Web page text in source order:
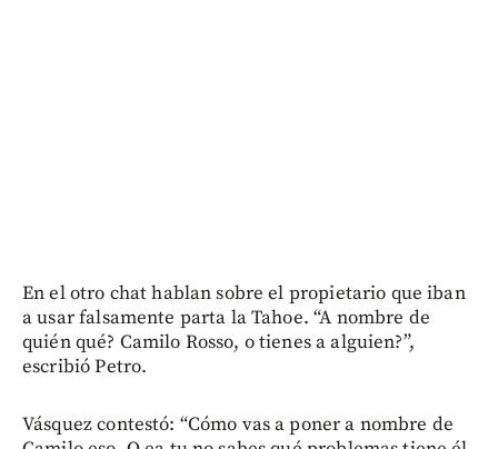
En el otro chat hablan sobre el propietario que iban
a usar falsamente parta la Tahoe. “A nombre de
quién qué? Camilo Rosso, o tienes a alguien?”,
escribió Petro.
Vásquez contestó: “Cómo vas a poner a nombre de